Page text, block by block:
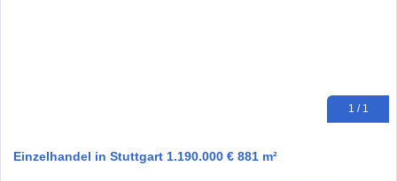
1 / 1
Einzelhandel in Stuttgart 1.190.000 € 881 m²